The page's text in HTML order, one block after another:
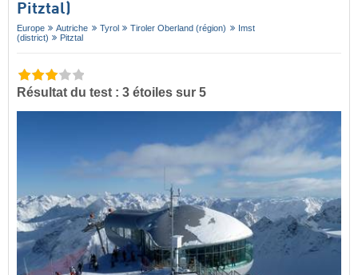
Pitztal)
Europe Autriche Tyrol Tiroler Oberland (région)
Imst
(district)
Pitztal
Résultat du test : 3 étoiles sur 5